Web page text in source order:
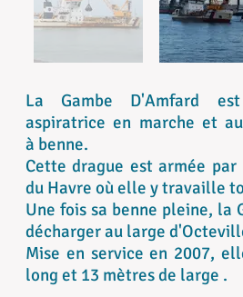
La Gambe D'Amfard
aspiratrice en marche et
à benne.
Cette drague est armée
du Havre où elle y travaille
Une fois sa benne pleine, la
décharger au large
Mise en service en 2007,
long et 13 mètres de large .